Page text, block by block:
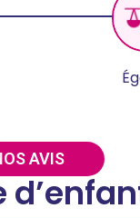
AVIS